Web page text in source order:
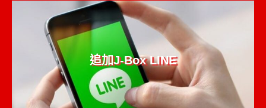
追加J-Box LINE